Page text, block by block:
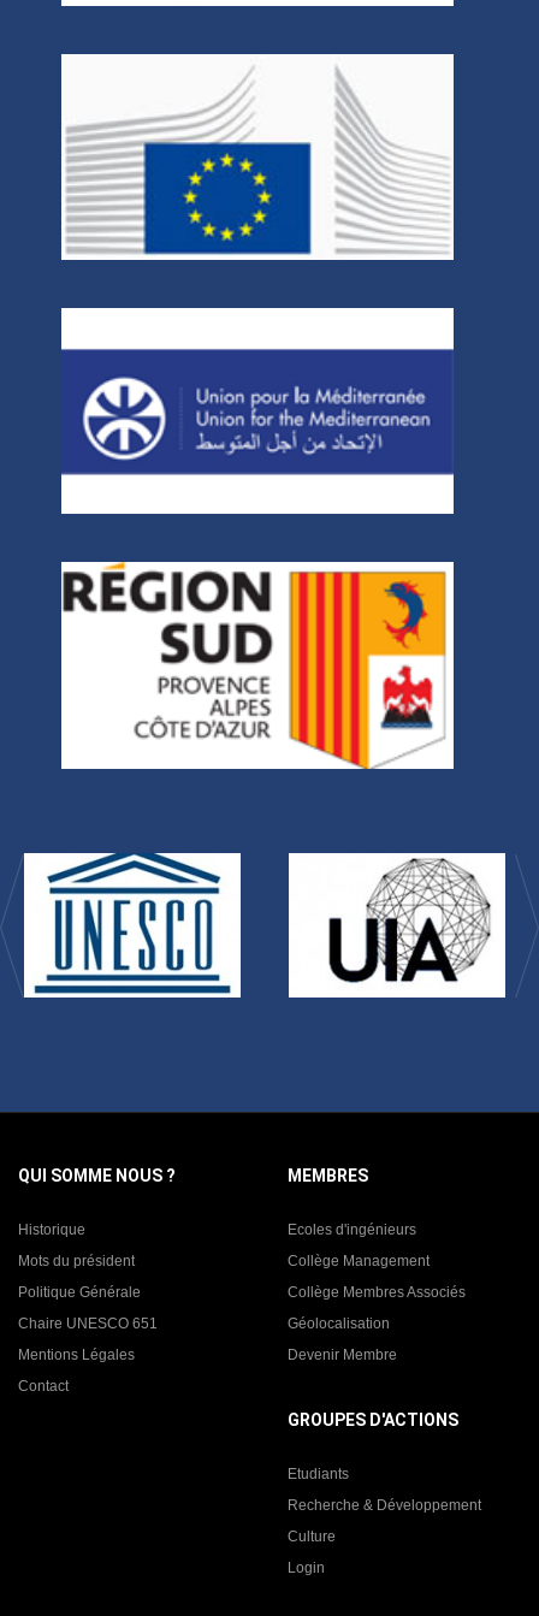
QUI SOMME NOUS ?
Historique
Mots du président
Politique Générale
Chaire UNESCO 651
Mentions Légales
Contact
MEMBRES
Ecoles d'ingénieurs
Collège Management
Collège Membres Associés
Géolocalisation
Devenir Membre
GROUPES D'ACTIONS
Etudiants
Recherche & Développement
Culture
Login